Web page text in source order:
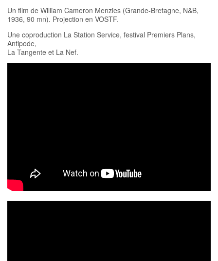
Un film de William Cameron Menzies (Grande-Bretagne, N&B,
1936, 90 mn). Projection en VOSTF.
Une coproduction La Station Service, festival Premiers Plans,
Antipode,
La Tangente et La Nef.